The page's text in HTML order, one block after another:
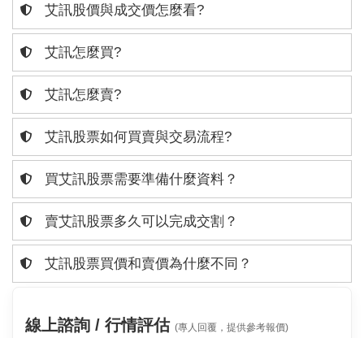
艾訊股價與成交價怎麼看?
艾訊怎麼買?
艾訊怎麼賣?
艾訊股票如何買賣與交易流程?
買艾訊股票需要準備什麼資料？
賣艾訊股票多久可以完成交割？
艾訊股票買價和賣價為什麼不同？
線上諮詢 / 行情評估 (專人回覆，提供參考報價)